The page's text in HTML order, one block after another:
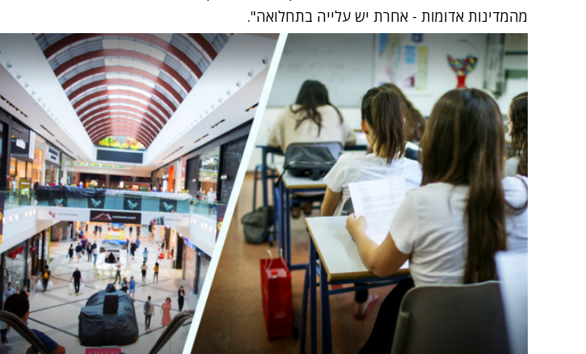
מהמדינות אדומות - אחרת יש עלייה בתחלואה".